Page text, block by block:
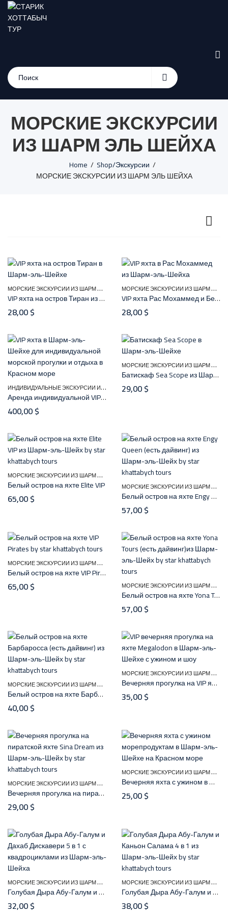
МОРСКИЕ ЭКСКУРСИИ
ИЗ ШАРМ ЭЛЬ ШЕЙХА
Home
Shop/Экскурсии
МОРСКИЕ ЭКСКУРСИИ ИЗ ШАРМ ЭЛЬ ШЕЙХА
М
ОРСКИЕ ЭКСКУРСИИ ИЗ ШАРМ ЭЛЬ ШЕЙХА
VIP яхта на остров Тиран из Шарм-эль-Шейха (есть дайвинг)
28,00$
М
ОРСКИЕ ЭКСКУРСИИ ИЗ ШАРМ ЭЛЬ ШЕЙХА
VIP яхта Рас Мохаммед и Белый остров из Шарм-эль-Шейха
28,00$
И
НДИВИДУАЛЬНЫЕ ЭКСКУРСИИ ИЗ ШАРМ-ЭЛЬ-ШЕЙХА
Аренда индивидуальной VIP яхты в Шарм-эль-Шейхе
400,00$
М
ОРСКИЕ ЭКСКУРСИИ ИЗ ШАРМ ЭЛЬ ШЕЙХА
Батискаф Sea Scope из Шарм Эль Шейха
29,00$
М
ОРСКИЕ ЭКСКУРСИИ ИЗ ШАРМ ЭЛЬ ШЕЙХА
Белый остров на яхте Elite VIP
65,00$
М
ОРСКИЕ ЭКСКУРСИИ ИЗ ШАРМ ЭЛЬ ШЕЙХА
Белый остров на яхте Engy Queen (есть дайвинг)
57,00$
М
ОРСКИЕ ЭКСКУРСИИ ИЗ ШАРМ ЭЛЬ ШЕЙХА
Белый остров на яхте VIP Pirates
65,00$ М
ОРСКИЕ ЭКСКУРСИИ ИЗ ШАРМ ЭЛЬ ШЕЙХА
Белый остров на яхте Yona Tours (есть дайвинг)
57,00$
М
ОРСКИЕ ЭКСКУРСИИ ИЗ ШАРМ ЭЛЬ ШЕЙХА
Белый остров на яхте Барбаросса (есть дайвинг)
40,00$
М
ОРСКИЕ ЭКСКУРСИИ ИЗ ШАРМ ЭЛЬ ШЕЙХА
Вечерняя прогулка на VIP яхте класса люкс Megalodon
35,00$
М
ОРСКИЕ ЭКСКУРСИИ ИЗ ШАРМ ЭЛЬ ШЕЙХА ,РАЗВЛЕЧЕНИЙ ЭКСКУРСИИ ИЗ
Вечерняя прогулка на пиратской яхте Sina Dream
29,00$
М
ОРСКИЕ ЭКСКУРСИИ ИЗ ШАРМ ЭЛЬ ШЕЙХА
Вечерняя яхта с ужином в Шарм-эль-Шейхе | Dinner Cruise
25,00$
М
ОРСКИЕ ЭКСКУРСИИ ИЗ ШАРМ ЭЛЬ ШЕЙХА ,САФАРИ ЭКСКУРСИИ ИЗ ШАРМ
Голубая Дыра Абу-Галум и Дахаб Дискавери 4 в 1
32,00$
М
ОРСКИЕ ЭКСКУРСИИ ИЗ ШАРМ ЭЛЬ ШЕЙХА
Голубая Дыра Абу-Галум и Каньон Салама 4 в 1
38,00$